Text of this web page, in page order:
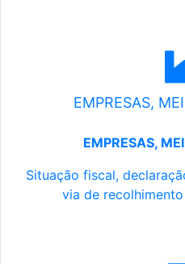
EMPRESAS,
EMPRESAS,
Situação fiscal,
via de recolhimento